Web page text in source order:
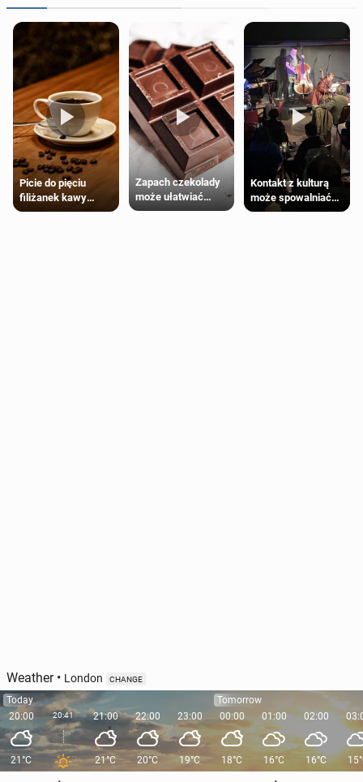
Picie do pięciu
filiżanek kawy
dziennie jest
Zapach czekolady
może ułatwiać
trening siłowy
Kontakt z kulturą
może spowalniać
starzenie
Weather• London CHANGE
Today
20:00
21°C
20:41 21:00
21°C
22:00
20°C
23:00
19°C
Tomorrow
00:00
18°C
01:00
16°C
02:00
16°C